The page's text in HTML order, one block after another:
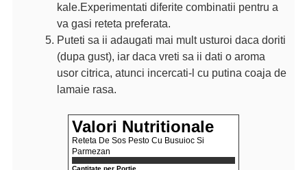
kale.Experimentati diferite combinatii pentru a
va gasi reteta preferata.
Puteti sa ii adaugati mai mult usturoi daca doriti
(dupa gust), iar daca vreti sa ii dati o aroma
usor citrica, atunci incercati-l cu putina coaja de
lamaie rasa.
Valori Nutritionale
Reteta De Sos Pesto Cu Busuioc Si
Parmezan